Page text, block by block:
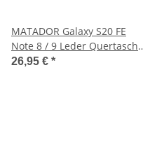
MATADOR Galaxy S20 FE
Note 8 / 9 Leder Quertasche
Gürteltasche Braun
26,95 € *